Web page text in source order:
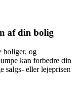
af din bolig
boliger, og
kan forbedre din
salgs- eller lejeprisen